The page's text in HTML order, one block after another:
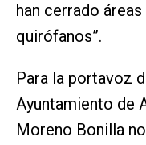
han cerrado
quirófanos”.
Para la portavoz
Ayuntamiento de
Moreno Bonilla